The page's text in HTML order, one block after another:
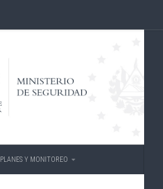
PLANES Y MONITOREO